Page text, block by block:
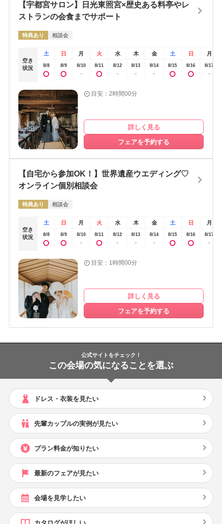
ゆうがあったように感じました。（笑）
【宇都宮サロン】日光東照宮×歴史ある料亭やレ
ストランの会食までサポート
特典あり 相談会
空き
状況
土 日 月 火 水 木 金 土 日 月
8/8 8/9 8/10
-
8/11 8/12
-
8/13
-
8/14
-
8/15 8/16 8/17
-
目安：2時間00分
詳しく見る
フェアを予約する
【自宅から参加OK！】世界遺産ウエディング♡
オンライン個別相談会
特典あり 相談会
空き
状況
土 日 月 火 水 木 金 土 日 月
8/8 8/9 8/10
-
8/11 8/12
-
8/13
-
8/14
-
8/15 8/16 8/17
-
目安：1時間00分
詳しく見る
フェアを予約する
公式サイトをチェック！
この会場の気になることを選ぶ
ドレス・衣装を見たい
先輩カップルの実例が見たい
プラン料金が知りたい
最新のフェアが見たい
会場を見学したい